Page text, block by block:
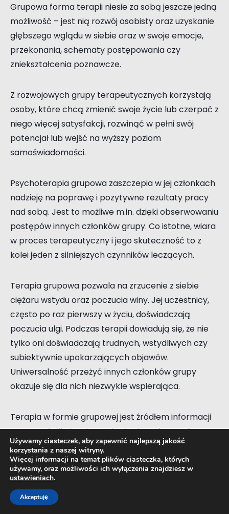
Grupowa forma terapii niesie za sobą jeszcze jedną
możliwość – jest nią rozwój osobisty oraz uzyskanie
głębszego wglądu w siebie oraz w swoje emocje,
przekonania, schematy postępowania czy
zniekształcenia poznawcze.
Z rozwojowych grupy terapeutycznych korzystają
osoby, które chcą zmienić swoje życie lub czerpać z
niego więcej satysfakcji, rozwinąć w pełni swój
potencjał lub wejść na wyższy poziom
samoświadomości.
Psychoterapia grupowa zaszczepia w jej członkach
nadzieję na poprawę i pozytywne rezultaty pracy
nad sobą. Jest to możliwe m.in. dzięki obserwowaniu
postępów innych członków grupy. Co istotne, wiara
w proces terapeutyczny i jego skuteczność to z
kolei jeden z silniejszych czynników leczących.
Terapia grupowa pozwala na zrzucenie z siebie
ciężaru wstydu oraz poczucia winy. Jej uczestnicy,
często po raz pierwszy w życiu, doświadczają
poczucia ulgi. Podczas terapii dowiadują się, że nie
tylko oni doświadczają trudnych, wstydliwych czy
subiektywnie upokarzających objawów.
Uniwersalność przeżyć innych członków grupy
okazuje się dla nich niezwykle wspierająca.
Terapia w formie grupowej jest źródłem informacji
zwrotnych dla każdego jej członka. Informacji
udzielają zarówno terapeuta, jak i inni uczestnicy
grupy. Podczas spotkań dzielą się ze sobą
doświadczeniami oraz spostrzeżeniami i odczuciami
względem poruszanych kwestii. W wielu
przypadkach umożliwia to zmieniać własną
Używamy ciasteczek, aby zapewnić najlepszą jakość
korzystania z naszej witryny.
Więcej informacji na temat plików ciasteczka, których
używamy, oraz możliwości ich wyłączenia znajdziesz w
ustawieniach.
Akceptuję